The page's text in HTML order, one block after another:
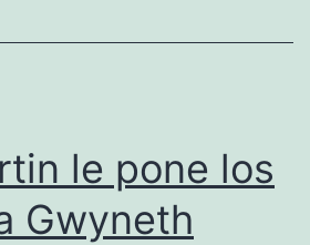
le pone los
Gwyneth